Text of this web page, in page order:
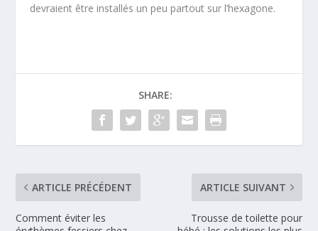
devraient être installés un peu partout sur l’hexagone.
SHARE:
ARTICLE PRÉCÉDENT
Comment éviter les
ARTICLE SUIVANT
Trousse de toilette pour